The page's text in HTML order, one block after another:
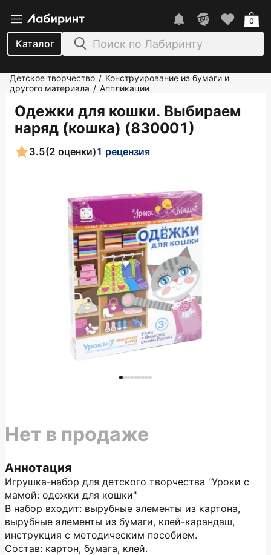
Каталог
0
Детское творчество / Конструирование из бумаги и
другого материала / Аппликации
Одежки для кошки. Выбираем
наряд (кошка) (830001)
3.5(2 оценки)1 рецензия
Аннотация
Игрушка-набор для детского творчества "Уроки с
мамой: одежки для кошки"
В набор входит: вырубные элементы из картона,
вырубные элементы из бумаги, клей-карандаш,
инструкция с методическим пособием.
Состав: картон, бумага, клей.
Нет в продаже